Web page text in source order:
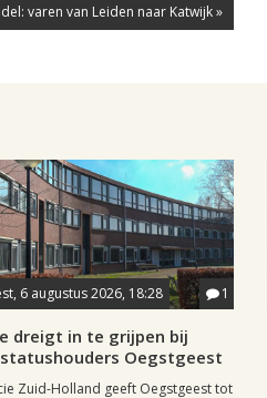
varen van Leiden naar Katwijk »
6 augustus 2026, 18:28 1
dreigt in te grijpen bij
Oegstgeest
Zuid-Holland geeft Oegstgeest tot